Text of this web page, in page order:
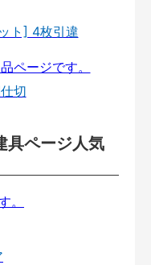
ト] 4枚引違
切
具ページ人気